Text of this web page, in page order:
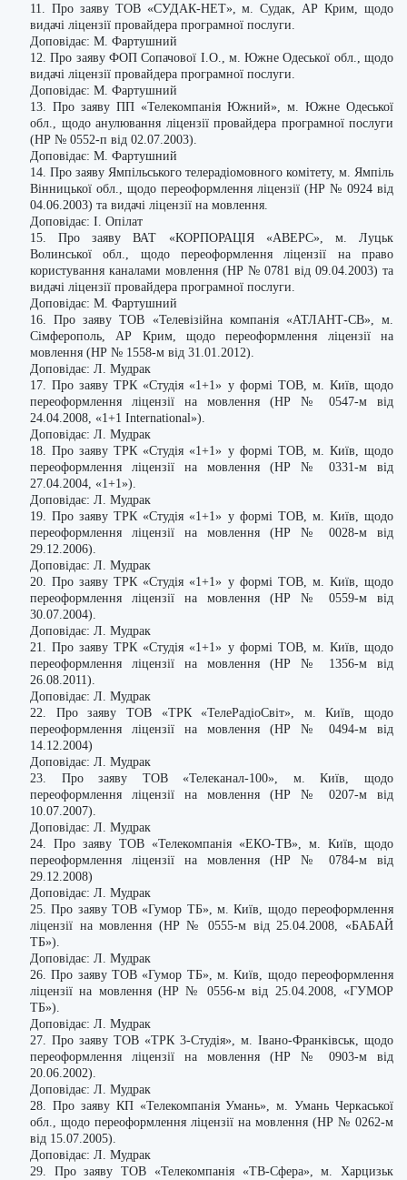
11. Про заяву ТОВ «СУДАК-НЕТ», м. Судак, АР Крим, щодо
видачі ліцензії провайдера програмної послуги.
Доповідає: М. Фартушний
12. Про заяву ФОП Сопачової І.О., м. Южне Одеської обл., щодо
видачі ліцензії провайдера програмної послуги.
Доповідає: М. Фартушний
13. Про заяву ПП «Телекомпанія Южний», м. Южне Одеської
обл., щодо анулювання ліцензії провайдера програмної послуги
(НР № 0552-п від 02.07.2003).
Доповідає: М. Фартушний
14. Про заяву Ямпільського телерадіомовного комітету, м. Ямпіль
Вінницької обл., щодо переоформлення ліцензії (НР № 0924 від
04.06.2003) та видачі ліцензії на мовлення.
Доповідає: І. Опілат
15. Про заяву ВАТ «КОРПОРАЦІЯ «АВЕРС», м. Луцьк
Волинської обл., щодо переоформлення ліцензії на право
користування каналами мовлення (НР № 0781 від 09.04.2003) та
видачі ліцензії провайдера програмної послуги.
Доповідає: М. Фартушний
16. Про заяву ТОВ «Телевізійна компанія «АТЛАНТ-СВ», м.
Сімферополь, АР Крим, щодо переоформлення ліцензії на
мовлення (НР № 1558-м від 31.01.2012).
Доповідає: Л. Мудрак
17. Про заяву ТРК «Студія «1+1» у формі ТОВ, м. Київ, щодо
переоформлення ліцензії на мовлення (НР № 0547-м від
24.04.2008, «1+1 International»).
Доповідає: Л. Мудрак
18. Про заяву ТРК «Студія «1+1» у формі ТОВ, м. Київ, щодо
переоформлення ліцензії на мовлення (НР № 0331-м від
27.04.2004, «1+1»).
Доповідає: Л. Мудрак
19. Про заяву ТРК «Студія «1+1» у формі ТОВ, м. Київ, щодо
переоформлення ліцензії на мовлення (НР № 0028-м від
29.12.2006).
Доповідає: Л. Мудрак
20. Про заяву ТРК «Студія «1+1» у формі ТОВ, м. Київ, щодо
переоформлення ліцензії на мовлення (НР № 0559-м від
30.07.2004).
Доповідає: Л. Мудрак
21. Про заяву ТРК «Студія «1+1» у формі ТОВ, м. Київ, щодо
переоформлення ліцензії на мовлення (НР № 1356-м від
26.08.2011).
Доповідає: Л. Мудрак
22. Про заяву ТОВ «ТРК «ТелеРадіоСвіт», м. Київ, щодо
переоформлення ліцензії на мовлення (НР № 0494-м від
14.12.2004)
Доповідає: Л. Мудрак
23. Про заяву ТОВ «Телеканал-100», м. Київ, щодо
переоформлення ліцензії на мовлення (НР № 0207-м від
10.07.2007).
Доповідає: Л. Мудрак
24. Про заяву ТОВ «Телекомпанія «ЕКО-ТВ», м. Київ, щодо
переоформлення ліцензії на мовлення (НР № 0784-м від
29.12.2008)
Доповідає: Л. Мудрак
25. Про заяву ТОВ «Гумор ТБ», м. Київ, щодо переоформлення
ліцензії на мовлення (НР № 0555-м від 25.04.2008, «БАБАЙ
ТБ»).
Доповідає: Л. Мудрак
26. Про заяву ТОВ «Гумор ТБ», м. Київ, щодо переоформлення
ліцензії на мовлення (НР № 0556-м від 25.04.2008, «ГУМОР
ТБ»).
Доповідає: Л. Мудрак
27. Про заяву ТОВ «ТРК 3-Студія», м. Івано-Франківськ, щодо
переоформлення ліцензії на мовлення (НР № 0903-м від
20.06.2002).
Доповідає: Л. Мудрак
28. Про заяву КП «Телекомпанія Умань», м. Умань Черкаської
обл., щодо переоформлення ліцензії на мовлення (НР № 0262-м
від 15.07.2005).
Доповідає: Л. Мудрак
29. Про заяву ТОВ «Телекомпанія «ТВ-Сфера», м. Харцизьк